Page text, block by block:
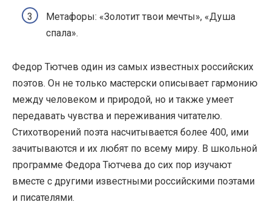
Метафоры: «Золотит твои мечты», «Душа
спала».
Федор Тютчев один из самых известных российских
поэтов. Он не только мастерски описывает гармонию
между человеком и природой, но и также умеет
передавать чувства и переживания читателю.
Стихотворений поэта насчитывается более 400, ими
зачитываются и их любят по всему миру. В школьной
программе Федора Тютчева до сих пор изучают
вместе с другими известными российскими поэтами
и писателями.